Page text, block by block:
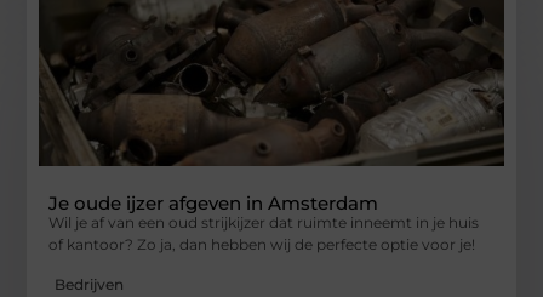
Je oude ijzer afgeven in Amsterdam
Wil je af van een oud strijkijzer dat ruimte inneemt in je huis
of kantoor? Zo ja, dan hebben wij de perfecte optie voor je!
Bedrijven